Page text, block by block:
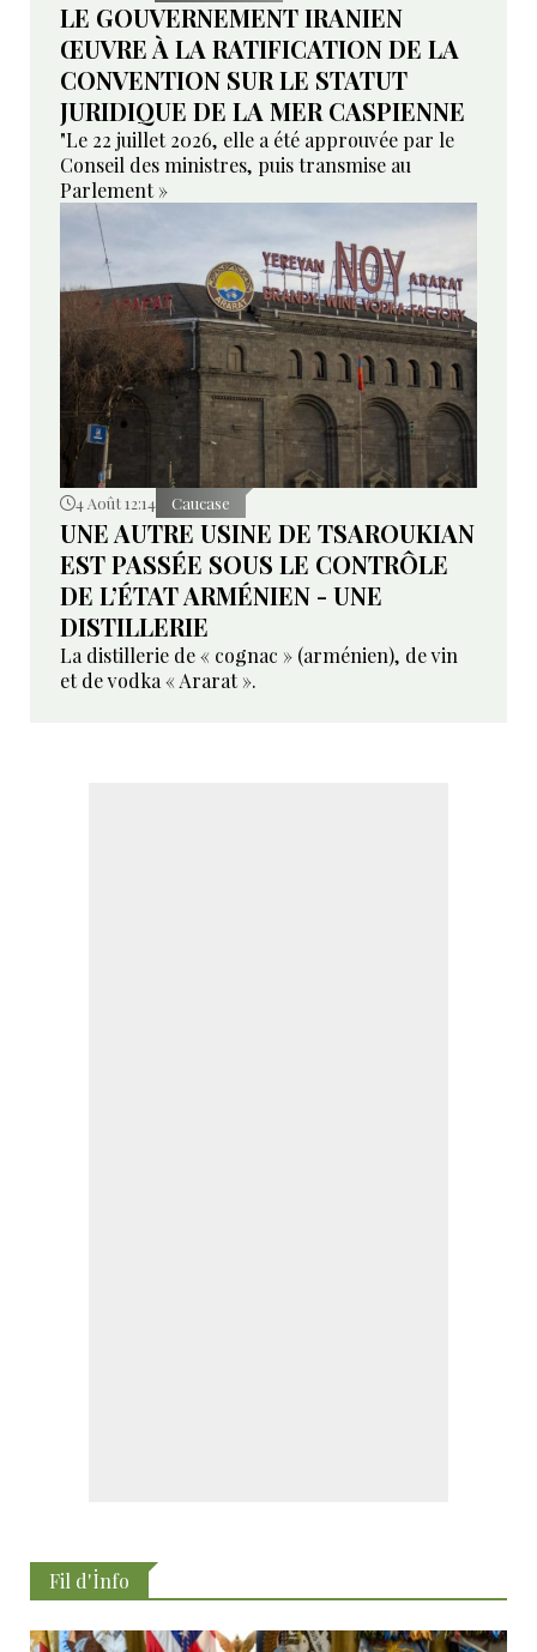
LE GOUVERNEMENT IRANIEN
ŒUVRE À LA RATIFICATION DE LA
CONVENTION SUR LE STATUT
JURIDIQUE DE LA MER CASPIENNE
"Le 22 juillet 2026, elle a été approuvée par le
Conseil des ministres, puis transmise au
Parlement »
4 Août 12:14 Caucase
UNE AUTRE USINE DE TSAROUKIAN
EST PASSÉE SOUS LE CONTRÔLE
DE L’ÉTAT ARMÉNIEN - UNE
DISTILLERIE
La distillerie de « cognac » (arménien), de vin
et de vodka « Ararat ».
Fil d'İnfo